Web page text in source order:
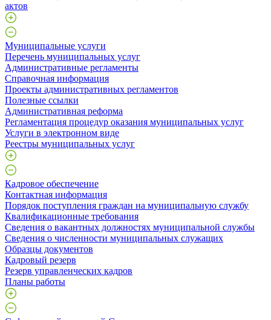
актов
Муниципальные услуги
Перечень муниципальных услуг
Административные регламенты
Справочная информация
Проекты административных регламентов
Полезные ссылки
Административная реформа
Регламентация процедур оказания муниципальных услуг
Услуги в электронном виде
Реестры муниципальных услуг
Кадровое обеспечение
Контактная информация
Порядок поступления граждан на муниципальную службу
Квалификационные требования
Сведения о вакантных должностях муниципальной службы
Сведения о численности муниципальных служащих
Образцы документов
Кадровый резерв
Резерв управленческих кадров
Планы работы